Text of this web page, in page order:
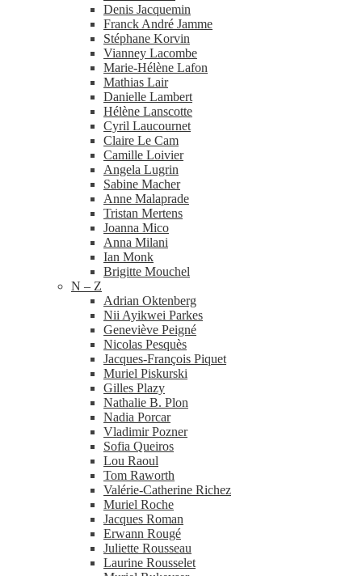
Denis Jacquemin
Franck André Jamme
Stéphane Korvin
Vianney Lacombe
Marie-​Hélène Lafon
Mathias Lair
Danielle Lambert
Hélène Lanscotte
Cyril Laucournet
Claire Le Cam
Camille Loivier
Angela Lugrin
Sabine Macher
Anne Malaprade
Tristan Mertens
Joanna Mico
Anna Milani
Ian Monk
Brigitte Mouchel
N – Z
Adrian Oktenberg
Nii Ayikwei Parkes
Geneviève Peigné
Nicolas Pesquès
Jacques-​François Piquet
Muriel Piskurski
Gilles Plazy
Nathalie B. Plon
Nadia Porcar
Vladimir Pozner
Sofia Queiros
Lou Raoul
Tom Raworth
Valérie-​Catherine Richez
Muriel Roche
Jacques Roman
Erwann Rougé
Juliette Rousseau
Laurine Rousselet